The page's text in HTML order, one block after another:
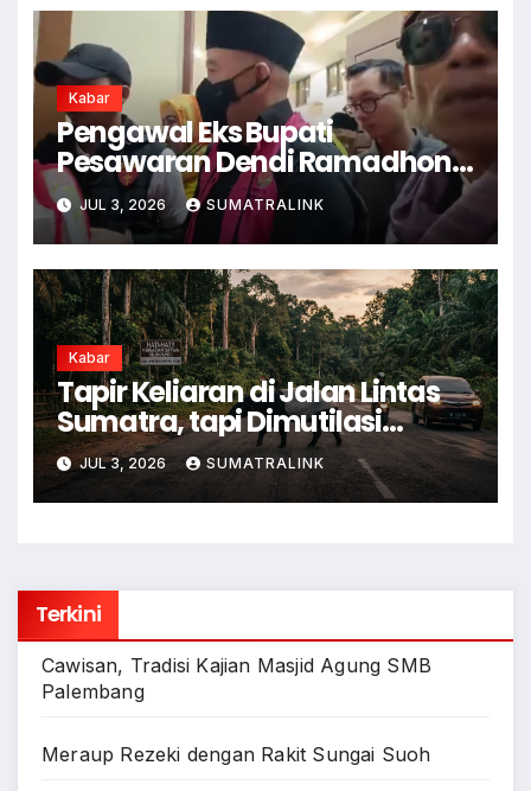
Kabar
Pengawal Eks Bupati
Pesawaran Dendi Ramadhona
Pukul Kamera Wartawan
JUL 3, 2026 SUMATRALINK
Kabar
Tapir Keliaran di Jalan Lintas
Sumatra, tapi Dimutilasi
Warga
JUL 3, 2026 SUMATRALINK
Terkini
Cawisan, Tradisi Kajian Masjid Agung SMB
Palembang
Meraup Rezeki dengan Rakit Sungai Suoh